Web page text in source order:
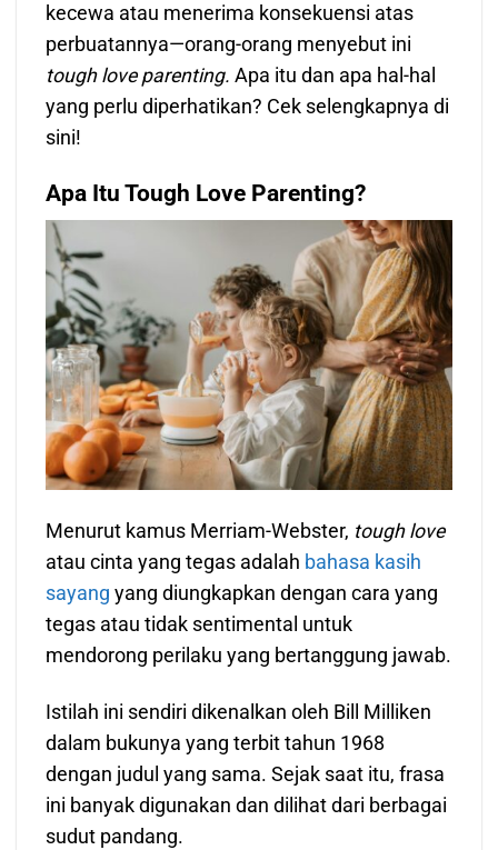
kecewa atau menerima konsekuensi atas
perbuatannya—orang-orang menyebut ini
tough love parenting.Apa itu dan apa hal-hal
yang perlu diperhatikan? Cek selengkapnya di
sini!
Apa Itu Tough Love Parenting?
Menurut kamus Merriam-Webster, tough love
atau cinta yang tegas adalah bahasa kasih
sayang yang diungkapkan dengan cara yang
tegas atau tidak sentimental untuk
mendorong perilaku yang bertanggung jawab.
Istilah ini sendiri dikenalkan oleh Bill Milliken
dalam bukunya yang terbit tahun 1968
dengan judul yang sama. Sejak saat itu, frasa
ini banyak digunakan dan dilihat dari berbagai
sudut pandang.